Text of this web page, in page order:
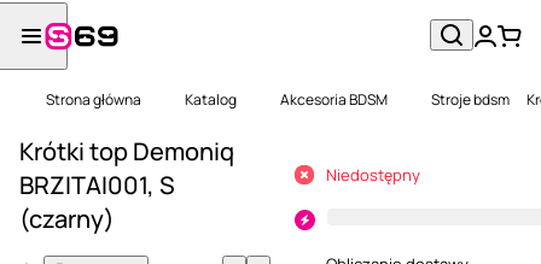
Strona główna Katalog Akcesoria BDSM Stroje bdsm
Krótki top Demoniq
BRZITAI001, S
(czarny)
Niedostępny